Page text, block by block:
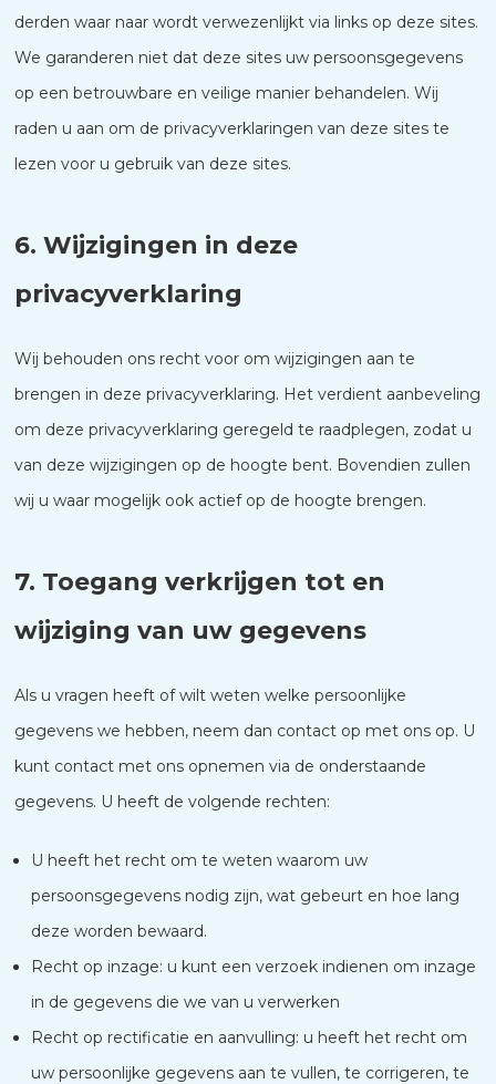
derden waar naar wordt verwezenlijkt via links op deze sites.
We garanderen niet dat deze sites uw persoonsgegevens
op een betrouwbare en veilige manier behandelen. Wij
raden u aan om de privacyverklaringen van deze sites te
lezen voor u gebruik van deze sites.
6. Wijzigingen in deze
privacyverklaring
Wij behouden ons recht voor om wijzigingen aan te
brengen in deze privacyverklaring. Het verdient aanbeveling
om deze privacyverklaring geregeld te raadplegen, zodat u
van deze wijzigingen op de hoogte bent. Bovendien zullen
wij u waar mogelijk ook actief op de hoogte brengen.
7. Toegang verkrijgen tot en
wijziging van uw gegevens
Als u vragen heeft of wilt weten welke persoonlijke
gegevens we hebben, neem dan contact op met ons op. U
kunt contact met ons opnemen via de onderstaande
gegevens. U heeft de volgende rechten:
U heeft het recht om te weten waarom uw
persoonsgegevens nodig zijn, wat gebeurt en hoe lang
deze worden bewaard.
Recht op inzage: u kunt een verzoek indienen om inzage
in de gegevens die we van u verwerken
Recht op rectificatie en aanvulling: u heeft het recht om
uw persoonlijke gegevens aan te vullen, te corrigeren, te